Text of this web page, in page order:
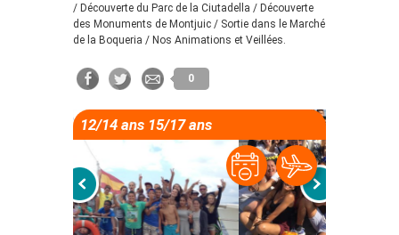
/ Découverte du Parc de la Ciutadella / Découverte
des Monuments de Montjuic / Sortie dans le Marché
de la Boqueria / Nos Animations et Veillées.
0
12/14 ans 15/17 ans